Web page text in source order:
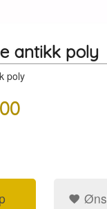
antikk poly
poly